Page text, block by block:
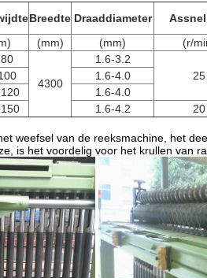
Breedte Draaddiameter
(mm) (mm) (r/
4300
1.6-3.2
25
1.6-4.0
1.6-4.0
1.6-4.2 20
weefsel van de reeksmachine, het
is het voordelig voor het krullen van